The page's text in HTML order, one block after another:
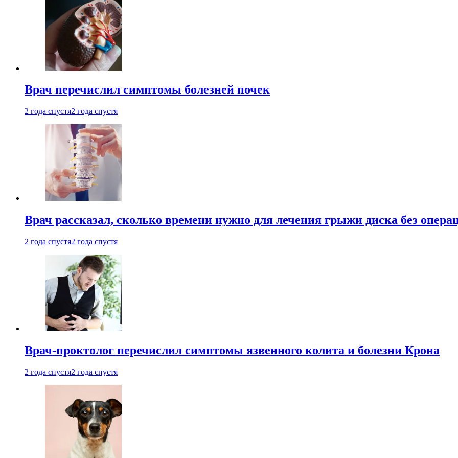
Врач перечислил симптомы болезней почек
2 года спустя2 года спустя
Врач рассказал, сколько времени нужно для лечения грыжи диска без
2 года спустя2 года спустя
Врач-проктолог перечислил симптомы язвенного колита и болезни Крона
2 года спустя2 года спустя